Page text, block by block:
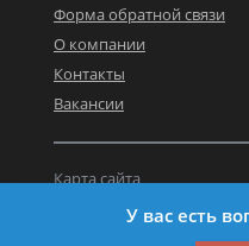
Форма обратной связи
О компании
Контакты
Вакансии
Карта сайта
Политика персональных
У вас есть